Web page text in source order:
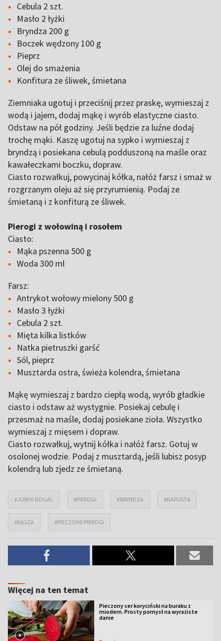
Cebula 2 szt.
Masło 2 łyżki
Bryndza 200 g
Boczek wędzony 100 g
Pieprz
Olej do smażenia
Konfitura ze śliwek, śmietana
Ziemniaka ugotuj i przeciśnij przez praskę, wymieszaj z
wodą i jajem, dodaj mąkę i wyrób elastyczne ciasto.
Odstaw na pół godziny. Jeśli będzie za luźne dodaj
trochę mąki. Kaszę ugotuj na sypko i wymieszaj z
bryndzą i posiekana cebulą podduszoną na maśle oraz
kawałeczkami boczku, dopraw.
Ciasto rozwałkuj, powycinaj kółka, nałóż farsz i smaż w
rozgrzanym oleju aż się przyrumienią. Podaj ze
śmietaną i z konfiturą ze śliwek.
Pierogi z wołowiną i rosołem
Ciasto:
Mąka pszenna 500 g
Woda 300 ml
Farsz:
Antrykot wołowy mielony 500 g
Masło 3 łyżki
Cebula 2 szt.
Mięta kilka listków
Natka pietruszki garść
Sól, pieprz
Musztarda ostra, świeża kolendra, śmietana
Mąkę wymieszaj z bardzo ciepłą wodą, wyrób gładkie
ciasto i odstaw aż wystygnie. Posiekaj cebulę i
przesmaż na maśle, dodaj posiekane zioła. Wszystko
wymieszaj z mięsem i dopraw.
Ciasto rozwałkuj, wytnij kółka i nałóż farsz. Gotuj w
osolonej wodzie. Podaj z musztardą, jeśli lubisz posyp
kolendrą lub zjedz ze śmietaną.
#JUREK NOGAL #PIEROGI #BRYNDZA #KAPUSTA
#KASZA #PIECZONE PIEROGI
Więcej na ten temat
Pieczony ser koryciński na buraku z
miodem. Prosty pomysł na wyraziste
danie